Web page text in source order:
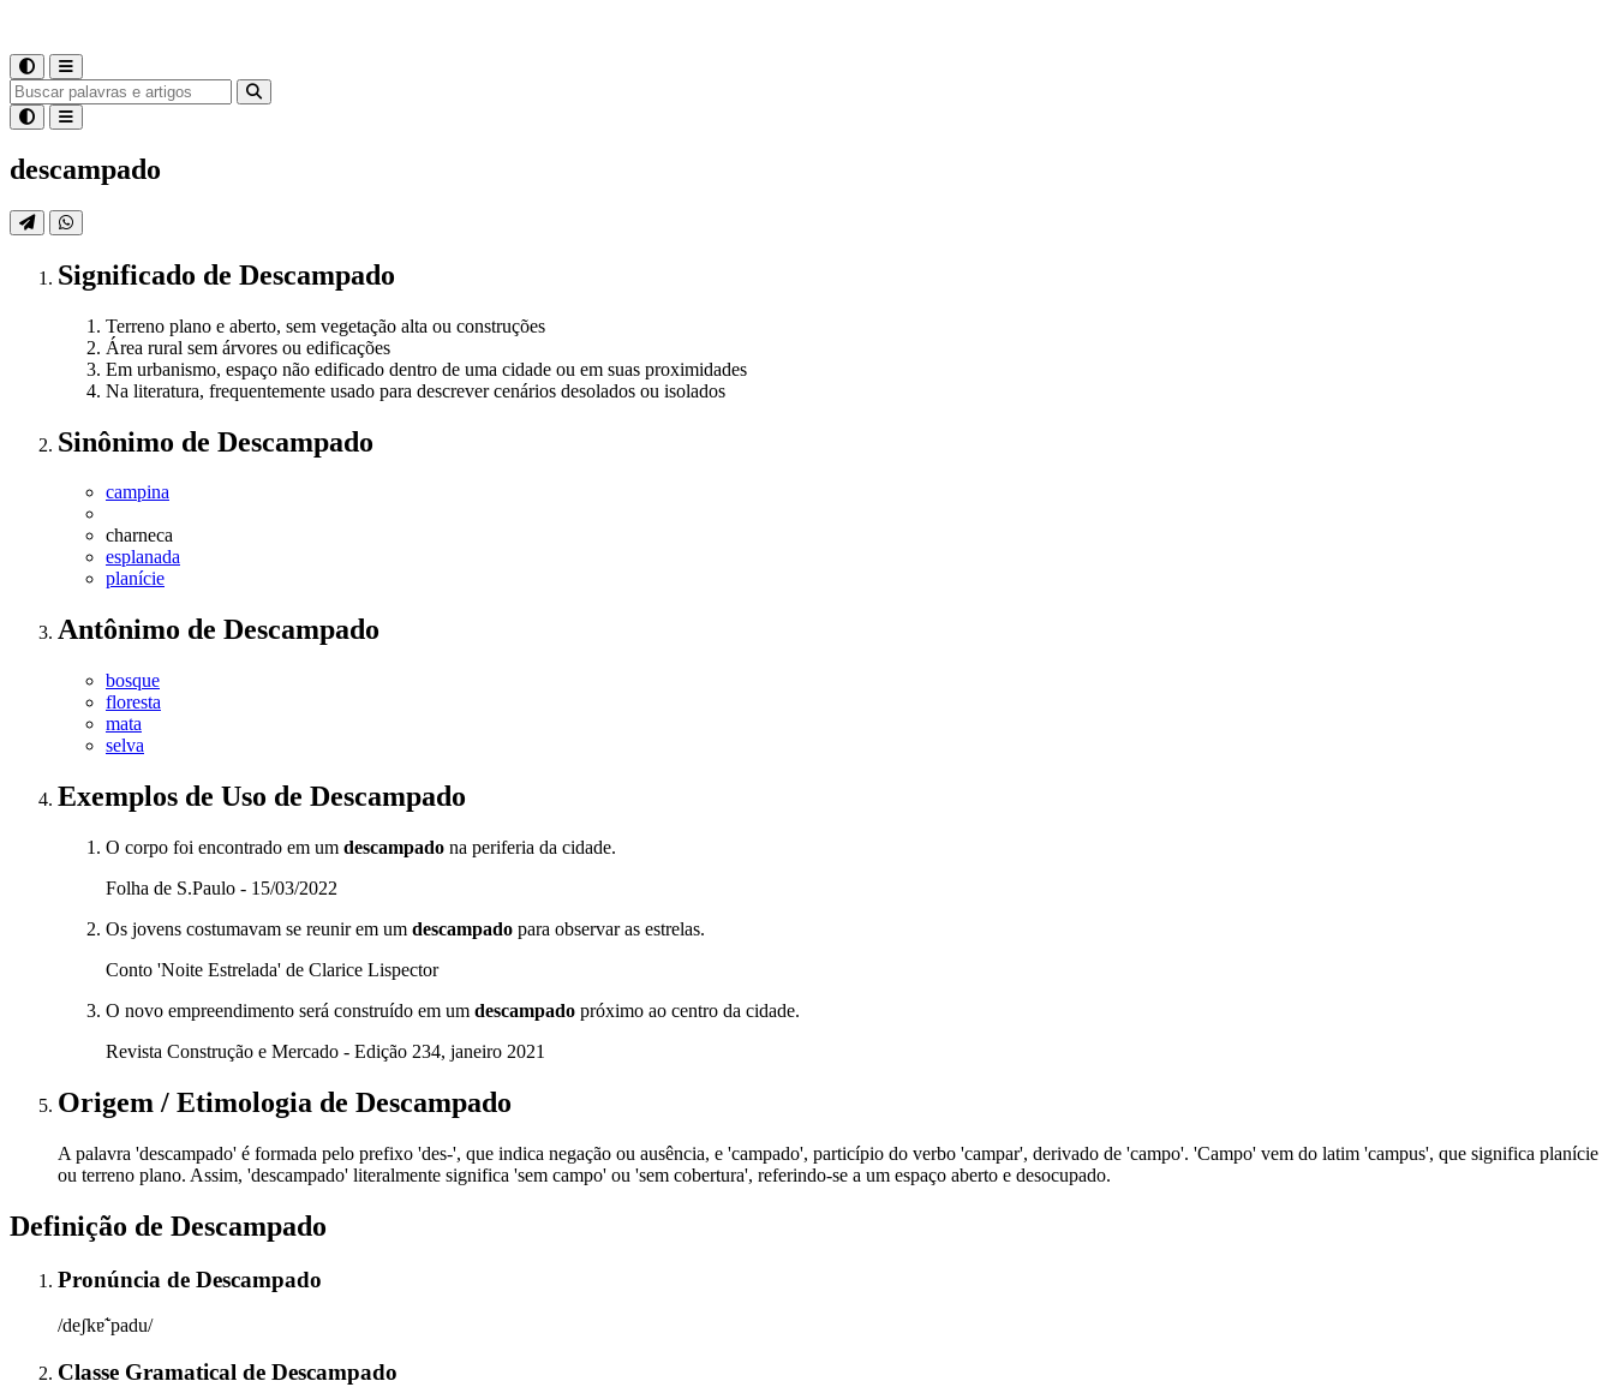
descampado
Significado de Descampado
Terreno plano e aberto, sem vegetação alta ou construções
Área rural sem árvores ou edificações
Em urbanismo, espaço não edificado dentro de uma cidade ou em suas proximidades
Na literatura, frequentemente usado para descrever cenários desolados ou isolados
Sinônimo de Descampado
campina
charneca
esplanada
planície
Antônimo de Descampado
bosque
floresta
mata
selva
Exemplos de Uso de Descampado
O corpo foi encontrado em um descampado na periferia da cidade.
Folha de S.Paulo - 15/03/2022
Os jovens costumavam se reunir em um descampado para observar as estrelas.
Conto 'Noite Estrelada' de Clarice Lispector
O novo empreendimento será construído em um descampado próximo ao centro da cidade.
Revista Construção e Mercado - Edição 234, janeiro 2021
Origem / Etimologia de Descampado
A palavra 'descampado' é formada pelo prefixo 'des-', que indica negação ou ausência, e 'campado', particípio do verbo 'campar', derivado de 'campo'. 'Campo' vem do latim 'campus', que significa planície
ou terreno plano. Assim, 'descampado' literalmente significa 'sem campo' ou 'sem cobertura', referindo-se a um espaço aberto e desocupado.
Definição de Descampado
Pronúncia de Descampado
/deʃkɐ̃ˈpadu/
Classe Gramatical de Descampado